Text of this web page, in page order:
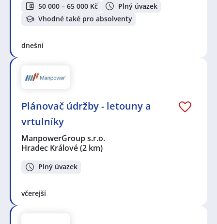
50 000 – 65 000 Kč
Plný úvazek
Vhodné také pro absolventy
dnešní
Plánovač údržby - letouny a
vrtulníky
ManpowerGroup s.r.o.
Hradec Králové(2 km)
Plný úvazek
včerejší